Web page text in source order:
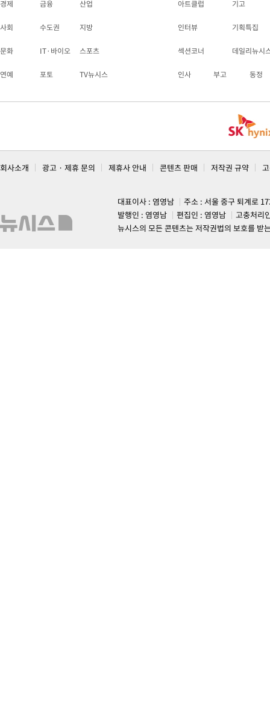
경제 금융 산업
사회 수도권 지방
문화 IT·바이오 스포츠
연예 포토 TV뉴시스
아트클럽 기고
인터뷰 기획특집
섹션코너 데일리뉴시
인사 부고 동정
회사소개 광고 · 제휴 문의 제휴사 안내 콘텐츠 판매 저작권 규약
대표이사 : 염영남
주소 : 서울 중구 퇴계로
발행인 : 염영남
편집인 : 염영남
고충처리
뉴시스의 모든 콘텐츠는 저작권법의 보호를